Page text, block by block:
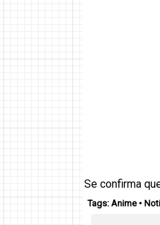
Se confirma
Tags: Anime•